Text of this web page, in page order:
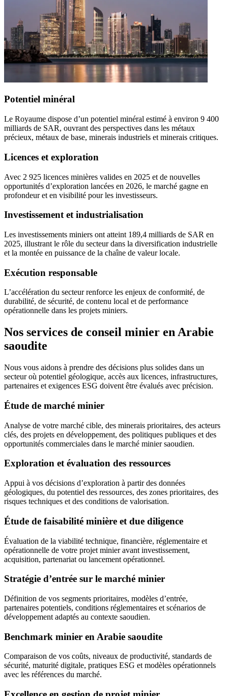
Potentiel minéral
Le Royaume dispose d’un potentiel minéral estimé à environ 9 400
milliards de SAR, ouvrant des perspectives dans les métaux
précieux, métaux de base, minerais industriels et minerais critiques.
Licences et exploration
Avec 2 925 licences minières valides en 2025 et de nouvelles
opportunités d’exploration lancées en 2026, le marché gagne en
profondeur et en visibilité pour les investisseurs.
Investissement et industrialisation
Les investissements miniers ont atteint 189,4 milliards de SAR en
2025, illustrant le rôle du secteur dans la diversification industrielle
et la montée en puissance de la chaîne de valeur locale.
Exécution responsable
L’accélération du secteur renforce les enjeux de conformité, de
durabilité, de sécurité, de contenu local et de performance
opérationnelle dans les projets miniers.
Nos services de conseil minier en Arabie
saoudite
Nous vous aidons à prendre des décisions plus solides dans un
secteur où potentiel géologique, accès aux licences, infrastructures,
partenaires et exigences ESG doivent être évalués avec précision.
Étude de marché minier
Analyse de votre marché cible, des minerais prioritaires, des acteurs
clés, des projets en développement, des politiques publiques et des
opportunités commerciales dans le marché minier saoudien.
Exploration et évaluation des ressources
Appui à vos décisions d’exploration à partir des données
géologiques, du potentiel des ressources, des zones prioritaires, des
risques techniques et des conditions de valorisation.
Étude de faisabilité minière et due diligence
Évaluation de la viabilité technique, financière, réglementaire et
opérationnelle de votre projet minier avant investissement,
acquisition, partenariat ou lancement opérationnel.
Stratégie d’entrée sur le marché minier
Définition de vos segments prioritaires, modèles d’entrée,
partenaires potentiels, conditions réglementaires et scénarios de
développement adaptés au contexte saoudien.
Benchmark minier en Arabie saoudite
Comparaison de vos coûts, niveaux de productivité, standards de
sécurité, maturité digitale, pratiques ESG et modèles opérationnels
avec les références du marché.